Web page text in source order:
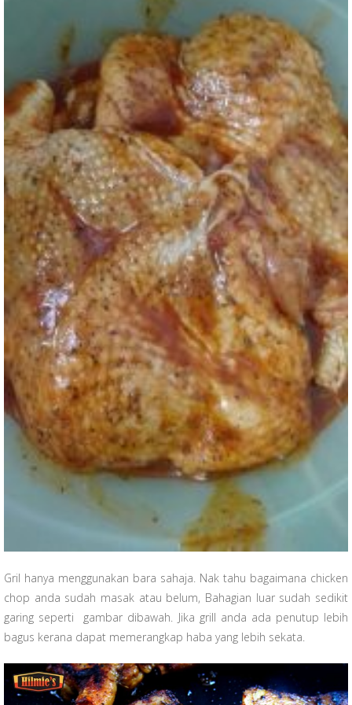
Gril hanya menggunakan bara sahaja. Nak tahu bagaimana chicken
chop anda sudah masak atau belum, Bahagian luar sudah sedikit
garing seperti gambar dibawah. Jika grill anda ada penutup lebih
bagus kerana dapat memerangkap haba yang lebih sekata.